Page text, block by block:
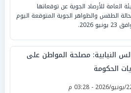
العامة للأرصاد الجوية عن توقعاتها
الطقس والظواهر الجوية المتوقعة اليوم
2026.
النيابية: مصلحة المواطن على
الحكومة